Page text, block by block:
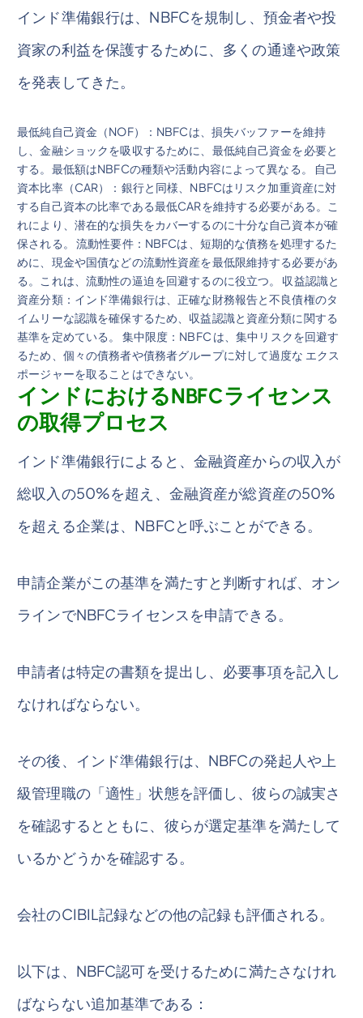
インド準備銀行は、NBFCを規制し、預金者や投
資家の利益を保護するために、多くの通達や政策
を発表してきた。
最低純自己資金（NOF）：NBFCは、損失バッファーを維持
し、金融ショックを吸収するために、最低純自己資金を必要と
する。最低額はNBFCの種類や活動内容によって異なる。 自己
資本比率（CAR）：銀行と同様、NBFCはリスク加重資産に対
する自己資本の比率である最低CARを維持する必要がある。こ
れにより、潜在的な損失をカバーするのに十分な自己資本が確
保される。 流動性要件：NBFCは、短期的な債務を処理するた
めに、現金や国債などの流動性資産を最低限維持する必要があ
る。これは、流動性の逼迫を回避するのに役立つ。 収益認識と
資産分類：インド準備銀行は、正確な財務報告と不良債権のタ
イムリーな認識を確保するため、収益認識と資産分類に関する
基準を定めている。 集中限度：NBFC は、集中リスクを回避す
るため、個々の債務者や債務者グループに対して過度な エクス
ポージャーを取ることはできない。
インドにおけるNBFCライセンス
の取得プロセス
インド準備銀行によると、金融資産からの収入が
総収入の50%を超え、金融資産が総資産の50%
を超える企業は、NBFCと呼ぶことができる。
申請企業がこの基準を満たすと判断すれば、オン
ラインでNBFCライセンスを申請できる。
申請者は特定の書類を提出し、必要事項を記入し
なければならない。
その後、インド準備銀行は、NBFCの発起人や上
級管理職の「適性」状態を評価し、彼らの誠実さ
を確認するとともに、彼らが選定基準を満たして
いるかどうかを確認する。
会社のCIBIL記録などの他の記録も評価される。
以下は、NBFC認可を受けるために満たさなけれ
ばならない追加基準である：